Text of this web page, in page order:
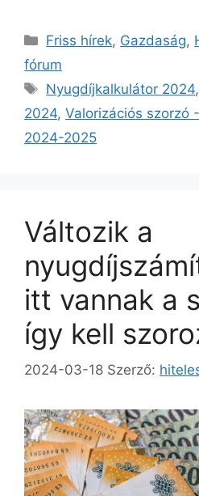
Kategória
Friss hírek, Gazdaság,
fórum
Címkék
Nyugdíjkalkulátor 2024,
2024, Valorizációs szorzó
2024-2025
Változik a
itt vannak a
így kell
2024-03-18 Szerző: